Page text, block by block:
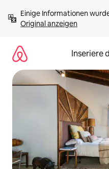
Inhalten
springenOriginal anzeigen
Inseriere